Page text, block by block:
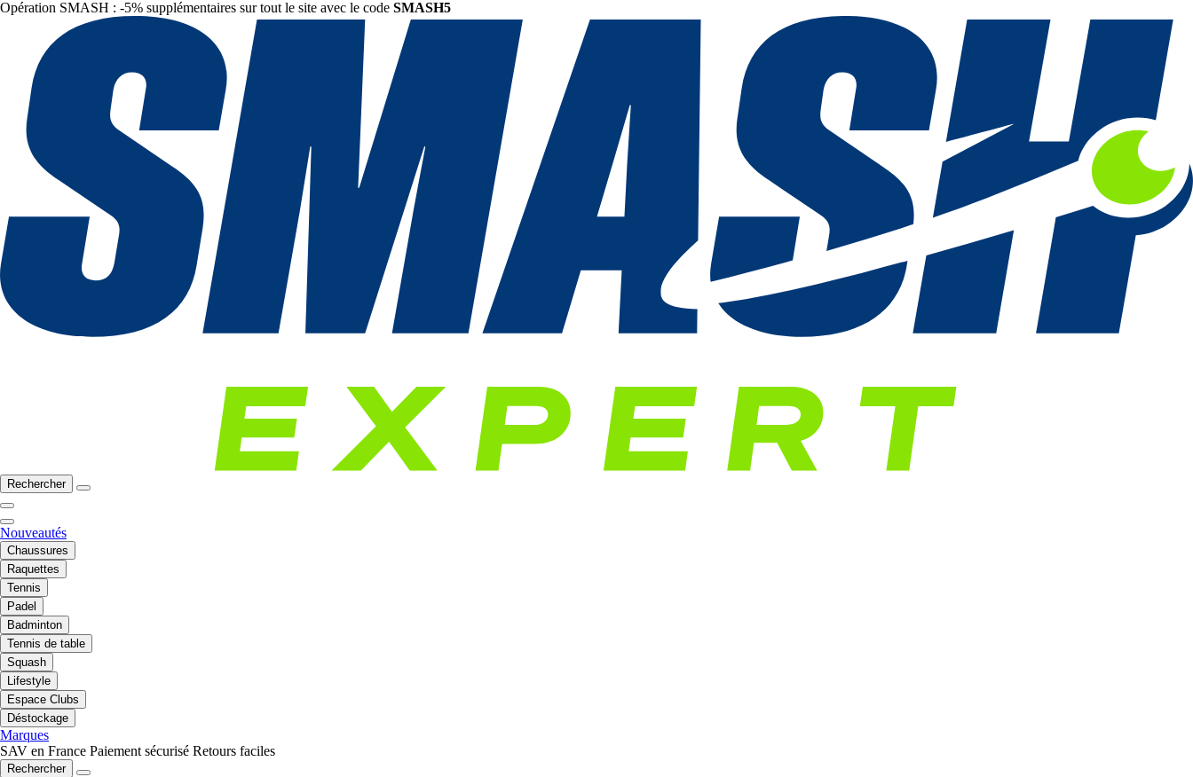
Opération SMASH : -5% supplémentaires sur tout le site avec le code SMASH5
Rechercher
Nouveautés
Chaussures
Raquettes
Tennis
Padel
Badminton
Tennis de table
Squash
Lifestyle
Espace Clubs
Déstockage
Marques
SAV en France Paiement sécurisé Retours faciles
Rechercher